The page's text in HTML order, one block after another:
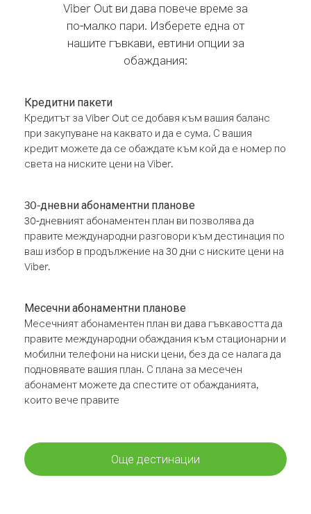
Viber Out ви дава повече време за
по-малко пари. Изберете една от
нашите гъвкави, евтини опции за
обаждания:
Кредитни пакети
Кредитът за Viber Out се добавя към вашия баланс
при закупуване на каквато и да е сума. С вашия
кредит можете да се обаждате към кой да е номер по
света на ниските цени на Viber.
30-дневни абонаментни планове
30-дневният абонаментен план ви позволява да
правите международни разговори към дестинация по
ваш избор в продължение на 30 дни с ниските цени на
Viber.
Месечни абонаментни планове
Месечният абонаментен план ви дава гъвкавостта да
правите международни обаждания към стационарни и
мобилни телефони на ниски цени, без да се налага да
подновявате вашия план. С плана за месечен
абонамент можете да спестите от обажданията,
които вече правите
Още дестинации